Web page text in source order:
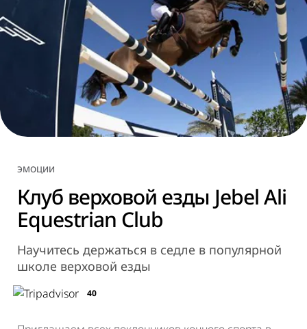
ЭМОЦИИ
Клуб верховой езды Jebel Ali
Equestrian Club
Научитесь держаться в седле в популярной
школе верховой езды
40